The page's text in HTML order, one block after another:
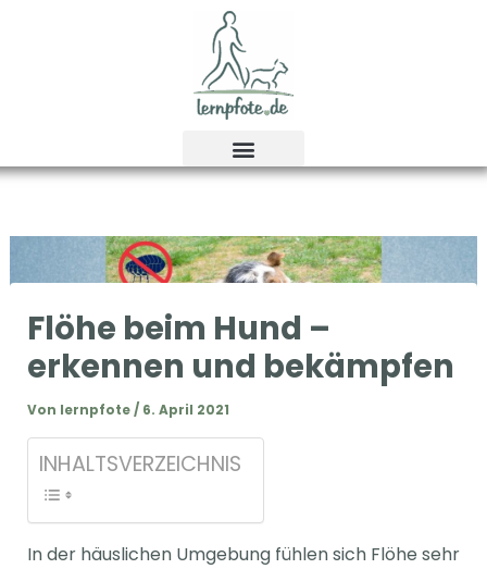
Flöhe beim Hund –
erkennen und bekämpfen
Von lernpfote/ 6. April 2021
INHALTSVERZEICHNIS
In der häuslichen Umgebung fühlen sich Flöhe sehr